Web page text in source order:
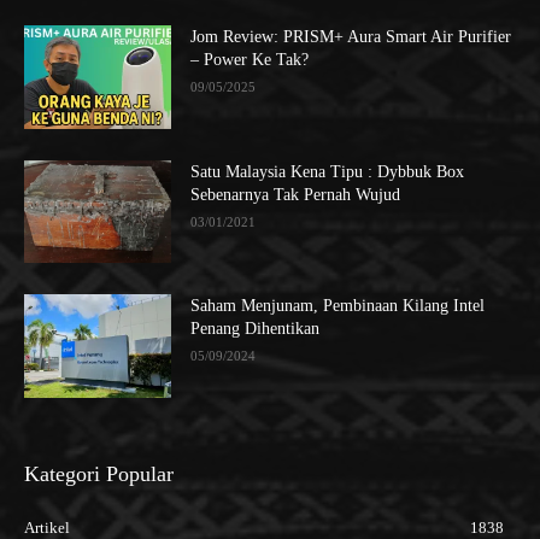
Jom Review: PRISM+ Aura Smart Air Purifier
– Power Ke Tak?
09/05/2025
Satu Malaysia Kena Tipu : Dybbuk Box
Sebenarnya Tak Pernah Wujud
03/01/2021
Saham Menjunam, Pembinaan Kilang Intel
Penang Dihentikan
05/09/2024
Kategori Popular
Artikel
1838